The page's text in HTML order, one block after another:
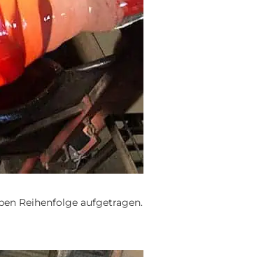
Reihenfolge aufgetragen.